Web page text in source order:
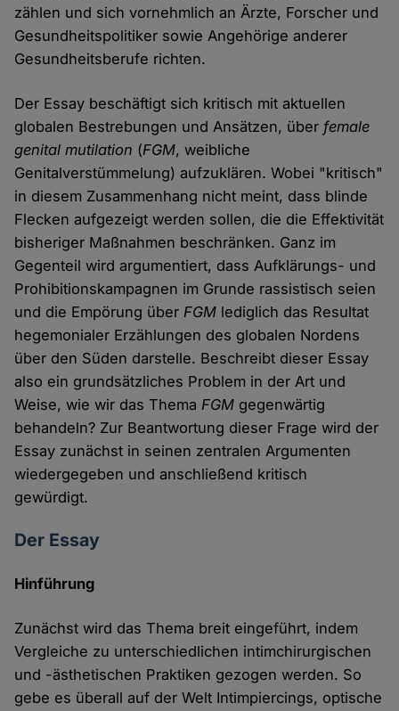
zählen und sich vornehmlich an Ärzte, Forscher und
Gesundheitspolitiker sowie Angehörige anderer
Gesundheitsberufe richten.
Der Essay beschäftigt sich kritisch mit aktuellen
globalen Bestrebungen und Ansätzen, über female
genital mutilation (FGM, weibliche
Genitalverstümmelung) aufzuklären. Wobei "kritisch"
in diesem Zusammenhang nicht meint, dass blinde
Flecken aufgezeigt werden sollen, die die Effektivität
bisheriger Maßnahmen beschränken. Ganz im
Gegenteil wird argumentiert, dass Aufklärungs- und
Prohibitionskampagnen im Grunde rassistisch seien
und die Empörung überFGM lediglich das Resultat
hegemonialer Erzählungen des globalen Nordens
über den Süden darstelle. Beschreibt dieser Essay
also ein grundsätzliches Problem in der Art und
Weise, wie wir das ThemaFGM gegenwärtig
behandeln? Zur Beantwortung dieser Frage wird der
Essay zunächst in seinen zentralen Argumenten
wiedergegeben und anschließend kritisch
gewürdigt.
Der Essay
Hinführung
Zunächst wird das Thema breit eingeführt, indem
Vergleiche zu unterschiedlichen intimchirurgischen
und -ästhetischen Praktiken gezogen werden. So
gebe es überall auf der Welt Intimpiercings, optische